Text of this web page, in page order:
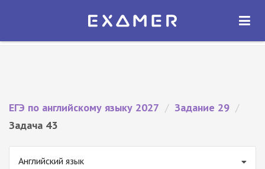
Экзамер — ЕГЭ 2027
ОТКРЫТЬ
ЕГЭ по английскому языку 2027 / Задание 29 /
Задача 43
Английский язык